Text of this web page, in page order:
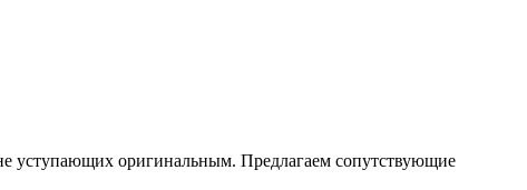
уступающих оригинальным. Предлагаем сопутствующие